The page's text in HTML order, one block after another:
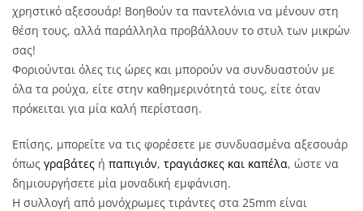
χρηστικό αξεσουάρ! Βοηθούν τα παντελόνια να μένουν στη
θέση τους, αλλά παράλληλα προβάλλουν το στυλ των μικρών
σας!
Φοριούνται όλες τις ώρες και μπορούν να συνδυαστούν με
όλα τα ρούχα, είτε στην καθημερινότητά τους, είτε όταν
πρόκειται για μία καλή περίσταση.
Επίσης, μπορείτε να τις φορέσετε με συνδυασμένα αξεσουάρ
όπως γραβάτες ή παπιγιόν, τραγιάσκες και καπέλα, ώστε να
δημιουργήσετε μία μοναδική εμφάνιση.
Η συλλογή από μονόχρωμες τιράντες στα 25mm είναι